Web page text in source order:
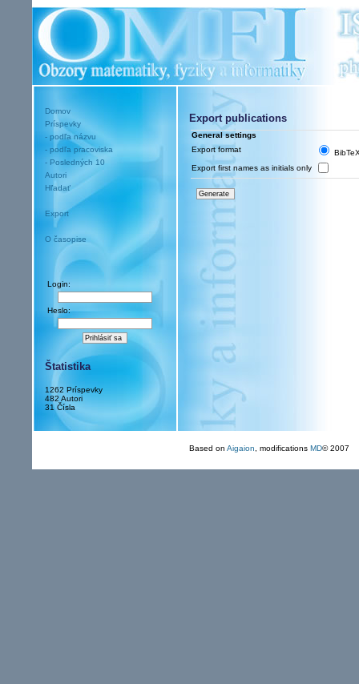
Domov
Príspevky
- podľa názvu
- podľa pracoviska
- Posledných 10
Autori
Hľadať
Export
O časopise
Login:
Heslo:
Štatistika
1262 Príspevky
482 Autori
31 Čísla
Export publications
General settings
Export format
Export first names as initials only
Based on Aigaion , modifications MD© 2007